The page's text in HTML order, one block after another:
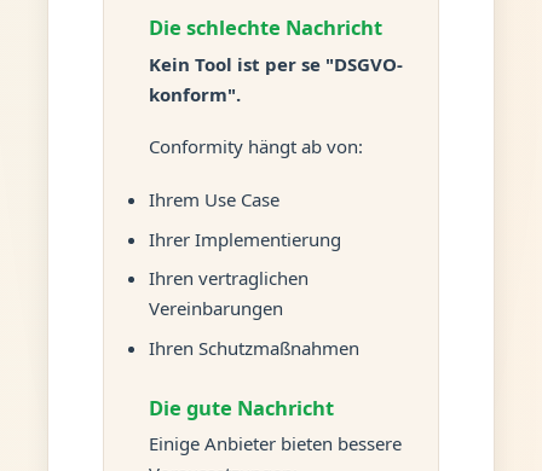
Die schlechte Nachricht
Kein Tool ist per se "DSGVO-
konform".
Conformity hängt ab von:
Ihrem Use Case
Ihrer Implementierung
Ihren vertraglichen
Vereinbarungen
Ihren Schutzmaßnahmen
Die gute Nachricht
Einige Anbieter bieten bessere